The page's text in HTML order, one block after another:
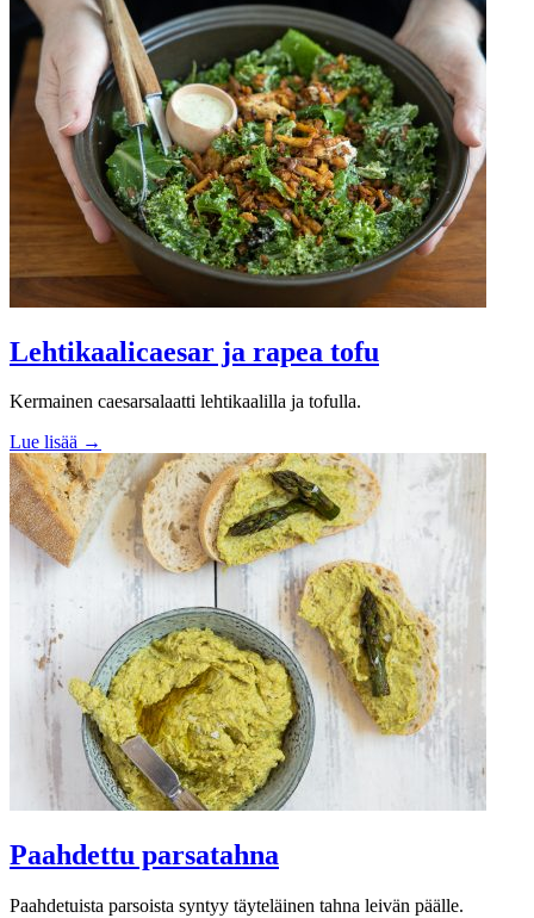
Lehtikaalicaesar ja rapea tofu
Kermainen caesarsalaatti lehtikaalilla ja tofulla.
Lue lisää →
Paahdettu parsatahna
Paahdetuista parsoista syntyy täyteläinen tahna leivän päälle.